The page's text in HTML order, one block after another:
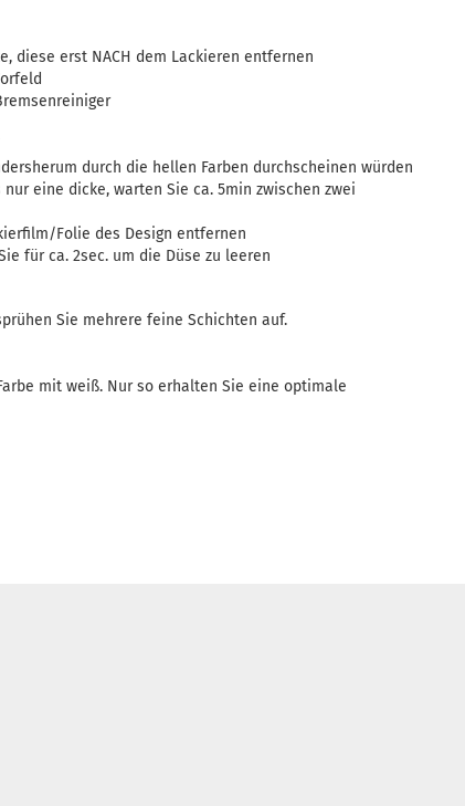
diese erst NACH dem Lackieren entfernen
durch die hellen Farben durchscheinen würden
eine dicke, warten Sie ca. 5min zwischen zwei
Folie des Design entfernen
für ca. 2sec. um die Düse zu leeren
Sie mehrere feine Schichten auf.
mit weiß. Nur so erhalten Sie eine optimale